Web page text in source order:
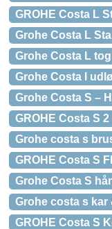
GROHE Costa L
Grohe Costa L
Grohe Costa L
Grohe Costa l
Grohe Costa S –
GROHE Costa S
Grohe costa s
GROHE Costa S
Grohe Costa S
Grohe costa s
GROHE Costa S